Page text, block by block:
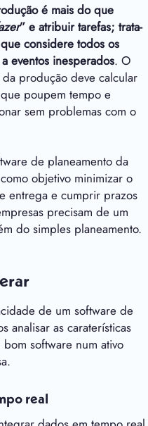
é mais do que
” e atribuir tarefas; trata-
considere todos os
eventos inesperados. O
produção deve calcular
poupem tempo e
sem problemas com o
de planeamento da
objetivo minimizar o
entrega e cumprir prazos
precisam de um
do simples planeamento.
de um software de
analisar as caraterísticas
software num ativo
real